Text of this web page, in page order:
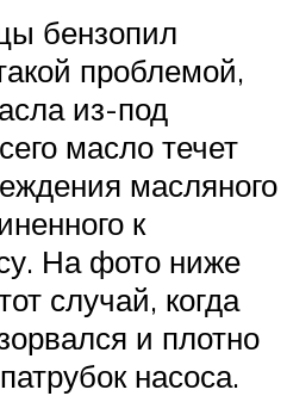
бензопил
проблемой,
из-под
масло течет
масляного
к
На фото ниже
случай, когда
и плотно
насоса.